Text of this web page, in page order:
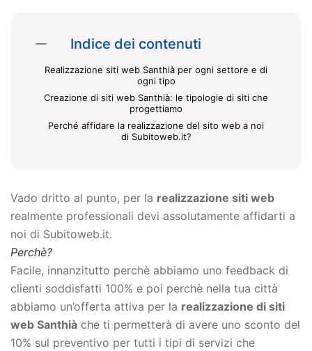
Indice dei contenuti
Realizzazione siti web Santhià per ogni settore e di
ogni tipo
Creazione di siti web Santhià: le tipologie di siti che
progettiamo
Perché affidare la realizzazione del sito web a noi
di Subitoweb.it?
Vado dritto al punto, per la realizzazione siti web
realmente professionali devi assolutamente affidarti a
noi di Subitoweb.it.
Perchè?
Facile, innanzitutto perchè abbiamo uno feedback di
clienti soddisfatti 100% e poi perchè nella tua città
abbiamo un’offerta attiva per la realizzazione di siti
web Santhià che ti permetterà di avere uno sconto del
10% sul preventivo per tutti i tipi di servizi che